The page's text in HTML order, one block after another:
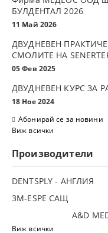
БУЛДЕНТАЛ 2026
11 Май 2026
ДВУДНЕВЕН
СМОЛИТЕ НА
05 Фев 2025
ДВУДНЕВЕН КУРС ЗА
18 Ное 2024
Абонирай се за новини
Виж всички
Производители
DENTSPLY - АНГЛИЯ
3М-ESPE САЩ
A&D
Виж всички